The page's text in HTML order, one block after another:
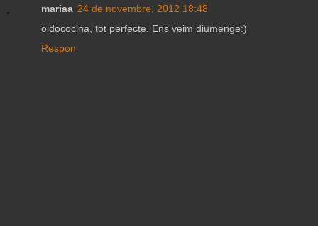
mariaa 24 de novembre, 2012 18:48
oidococina, tot perfecte. Ens veim diumenge:)
Respon